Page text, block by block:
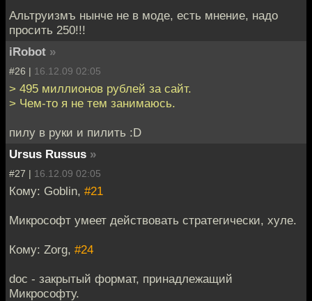
Альтруизмъ нынче не в моде, есть мнение, надо
просить 250!!!
iRobot »
#26 | 16.12.09 02:05
> 495 миллионов рублей за сайт.
> Чем-то я не тем занимаюсь.
пилу в руки и пилить :D
Ursus Russus »
#27 | 16.12.09 02:05
Кому: Goblin, #21
Микрософт умеет действовать стратегически, хуле.
Кому: Zorg, #24
doc - закрытый формат, принадлежащий
Микрософту.